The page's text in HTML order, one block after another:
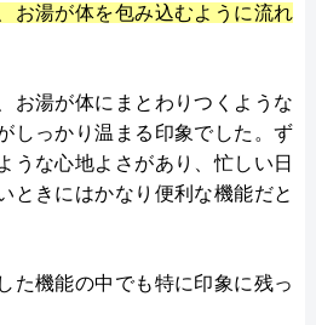
お湯が体を包み込むように流れ
お湯が体にまとわりつくような
しっかり温まる印象でした。ず
うな心地よさがあり、忙しい日
ときにはかなり便利な機能だと
た機能の中でも特に印象に残っ